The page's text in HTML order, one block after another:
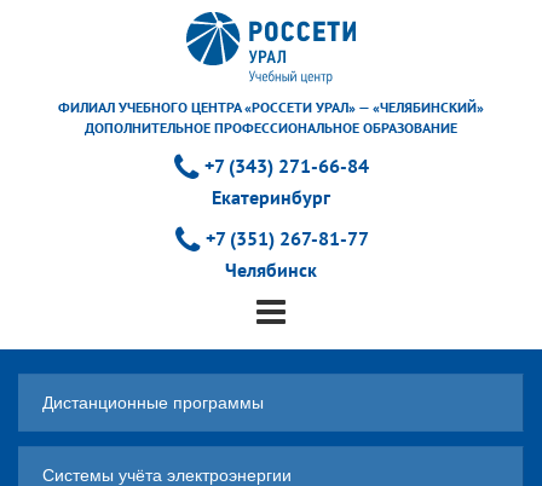
ФИЛИАЛ УЧЕБНОГО ЦЕНТРА «РОССЕТИ УРАЛ» — «ЧЕЛЯБИНСКИЙ»
ДОПОЛНИТЕЛЬНОЕ ПРОФЕССИОНАЛЬНОЕ ОБРАЗОВАНИЕ
+7 (343) 271-66-84
Екатеринбург
+7 (351) 267-81-77
Челябинск
Дистанционные программы
Системы учёта электроэнергии